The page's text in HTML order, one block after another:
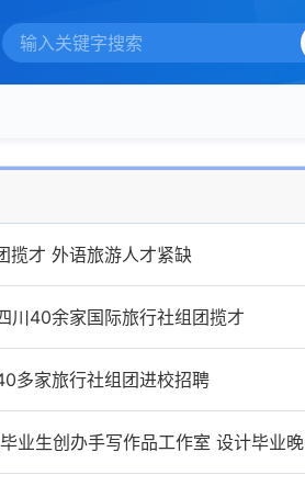
揽才 外语旅游人才紧缺
川40余家国际旅行社组团揽才
多家旅行社组团进校招聘
业生创办手写作品工作室 设计毕业